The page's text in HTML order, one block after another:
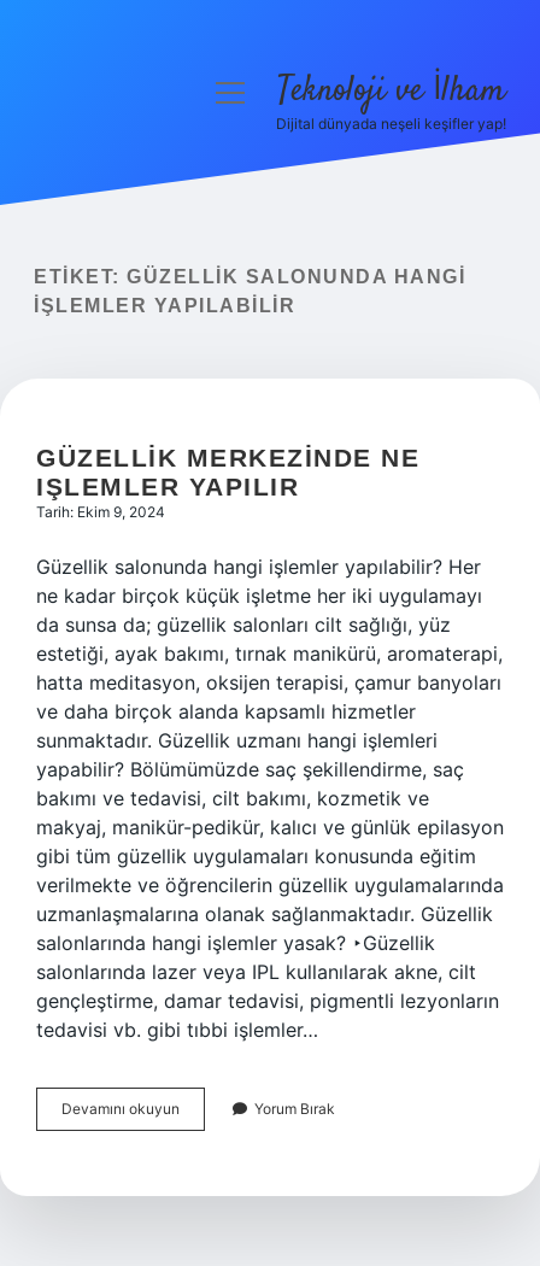
Yasal Uyarı
menüyüTeknoloji ve İlham
Dijital dünyada neşeli keşifler yap!
ETIKET: GÜZELLIK SALONUNDA HANGI
IŞLEMLER YAPILABILIR
GÜZELLIK MERKEZINDE NE
IŞLEMLER YAPILIR
Tarih: Ekim 9, 2024
Güzellik salonunda hangi işlemler yapılabilir? Her
ne kadar birçok küçük işletme her iki uygulamayı
da sunsa da; güzellik salonları cilt sağlığı, yüz
estetiği, ayak bakımı, tırnak manikürü, aromaterapi,
hatta meditasyon, oksijen terapisi, çamur banyoları
ve daha birçok alanda kapsamlı hizmetler
sunmaktadır. Güzellik uzmanı hangi işlemleri
yapabilir? Bölümümüzde saç şekillendirme, saç
bakımı ve tedavisi, cilt bakımı, kozmetik ve
makyaj, manikür-pedikür, kalıcı ve günlük epilasyon
gibi tüm güzellik uygulamaları konusunda eğitim
verilmekte ve öğrencilerin güzellik uygulamalarında
uzmanlaşmalarına olanak sağlanmaktadır. Güzellik
salonlarında hangi işlemler yasak? ‣Güzellik
salonlarında lazer veya IPL kullanılarak akne, cilt
gençleştirme, damar tedavisi, pigmentli lezyonların
tedavisi vb. gibi tıbbi işlemler…
Devamını okuyun Güzellik
Merkezinde
Yapılır
Yorum Bırak